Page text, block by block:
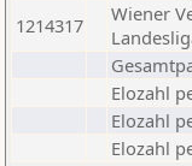
1214317
Wiener
Elozahl
Elozahl
Elozahl